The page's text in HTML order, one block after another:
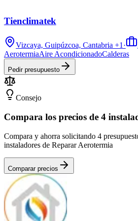
Tienclimatek
Vizcaya, Guipúzcoa, Cantabria +1 ·
AerotermiaAire AcondicionadoCalderas
Pedir presupuesto
Consejo
Compara los precios de 4
Compara y ahorra solicitando 4
instaladores de Reparar Aerotermia
Comparar precios